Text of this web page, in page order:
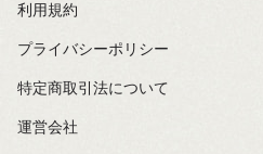
利用規約
プライバシーポリシー
特定商取引法について
運営会社